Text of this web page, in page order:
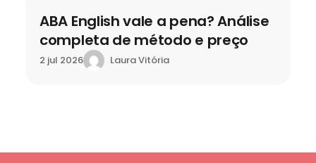
ABA English vale a pena? Análise
completa de método e preço
2 jul 2026 Laura Vitória